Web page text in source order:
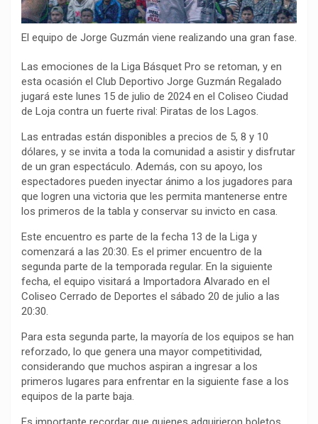
El equipo de Jorge Guzmán viene realizando una gran fase.
Las emociones de la Liga Básquet Pro se retoman, y en
esta ocasión el Club Deportivo Jorge Guzmán Regalado
jugará este lunes 15 de julio de 2024 en el Coliseo Ciudad
de Loja contra un fuerte rival: Piratas de los Lagos.
Las entradas están disponibles a precios de 5, 8 y 10
dólares, y se invita a toda la comunidad a asistir y disfrutar
de un gran espectáculo. Además, con su apoyo, los
espectadores pueden inyectar ánimo a los jugadores para
que logren una victoria que les permita mantenerse entre
los primeros de la tabla y conservar su invicto en casa.
Este encuentro es parte de la fecha 13 de la Liga y
comenzará a las 20:30. Es el primer encuentro de la
segunda parte de la temporada regular. En la siguiente
fecha, el equipo visitará a Importadora Alvarado en el
Coliseo Cerrado de Deportes el sábado 20 de julio a las
20:30.
Para esta segunda parte, la mayoría de los equipos se han
reforzado, lo que genera una mayor competitividad,
considerando que muchos aspiran a ingresar a los
primeros lugares para enfrentar en la siguiente fase a los
equipos de la parte baja.